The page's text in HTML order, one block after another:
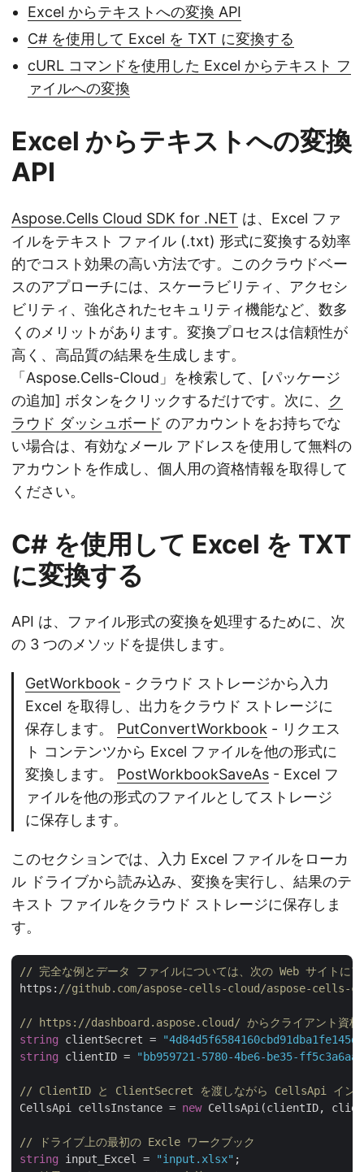
Excel からテキストへの変換 API
C# を使用して Excel を TXT に変換する
cURL コマンドを使用した Excel からテキスト フ
ァイルへの変換
Excel からテキストへの変換
API
Aspose.Cells Cloud SDK for .NET は、Excel ファ
イルをテキスト ファイル (.txt) 形式に変換する効率
的でコスト効果の高い方法です。このクラウドベー
スのアプローチには、スケーラビリティ、アクセシ
ビリティ、強化されたセキュリティ機能など、数多
くのメリットがあります。変換プロセスは信頼性が
高く、高品質の結果を生成します。
「Aspose.Cells-Cloud」を検索して、[パッケージ
の追加] ボタンをクリックするだけです。次に、 ク
ラウド ダッシュボード のアカウントをお持ちでな
い場合は、有効なメール アドレスを使用して無料の
アカウントを作成し、個人用の資格情報を取得して
ください。
C# を使用して Excel を TXT
に変換する
API は、ファイル形式の変換を処理するために、次
の 3 つのメソッドを提供します。
GetWorkbook - クラウド ストレージから入力
Excel を取得し、出力をクラウド ストレージに
保存します。 PutConvertWorkbook - リクエス
ト コンテンツから Excel ファイルを他の形式に
変換します。 PostWorkbookSaveAs - Excel フ
ァイルを他の形式のファイルとしてストレージ
に保存します。
このセクションでは、入力 Excel ファイルをローカ
ル ドライブから読み込み、変換を実行し、結果のテ
キスト ファイルをクラウド ストレージに保存しま
す。
// 完全な例とデータ ファイルについては、次の Web サイトに
https: //github.com/aspose-cells-cloud/aspose-cells-
// https://dashboard.aspose.cloud/ からクライアント資格
string clientSecret =
string clientID = "bb959721-5780-4be6-be35-
// ClientID と ClientSecret を渡しながら CellsApi インス
CellsApi cellsInstance = new CellsApi(clientID,
// ドライブ上の最初の Excle ワークブック
string input_Excel = "input.xlsx"